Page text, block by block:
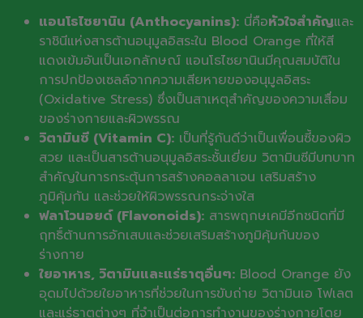
แอนโธไซยานิน (Anthocyanins): นี่คือหัวใจสำคัญและ
ราชินีแห่งสารต้านอนุมูลอิสระใน Blood Orange ที่ให้สี
แดงเข้มอันเป็นเอกลักษณ์ แอนโธไซยานินมีคุณสมบัติใน
การปกป้องเซลล์จากความเสียหายของอนุมูลอิสระ
(Oxidative Stress) ซึ่งเป็นสาเหตุสำคัญของความเสื่อม
ของร่างกายและผิวพรรณ
วิตามินซี (Vitamin C): เป็นที่รู้กันดีว่าเป็นเพื่อนซี้ของผิว
สวย และเป็นสารต้านอนุมูลอิสระชั้นเยี่ยม วิตามินซีมีบทบาท
สำคัญในการกระตุ้นการสร้างคอลลาเจน เสริมสร้าง
ภูมิคุ้มกัน และช่วยให้ผิวพรรณกระจ่างใส
ฟลาโวนอยด์ (Flavonoids): สารพฤกษเคมีอีกชนิดที่มี
ฤทธิ์ต้านการอักเสบและช่วยเสริมสร้างภูมิคุ้มกันของ
ร่างกาย
ใยอาหาร, วิตามินและแร่ธาตุอื่นๆ: Blood Orange ยัง
อุดมไปด้วยใยอาหารที่ช่วยในการขับถ่าย วิตามินเอ โฟเลต
และแร่ธาตุต่างๆ ที่จำเป็นต่อการทำงานของร่างกายโดย